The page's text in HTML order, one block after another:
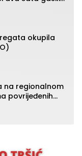
okupila
na regionalnom
povrijeđenih